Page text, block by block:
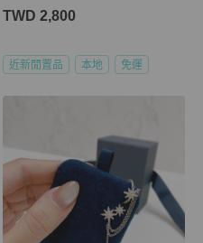
TWD 2,800
近新閒置品 本地 免運